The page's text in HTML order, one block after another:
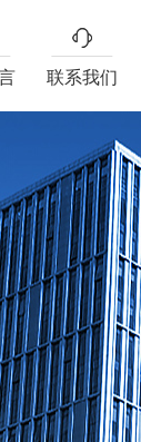
联系我们